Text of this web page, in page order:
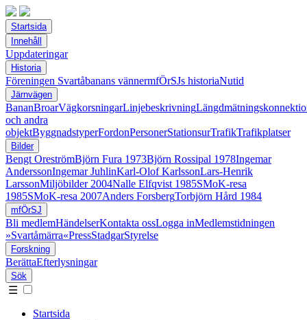
Startsida
Innehåll
Uppdateringar
Historia
Föreningen Svartåbanans vännermfÖrSJs historiaNutid
Järnvägen
BananBroarVägkorsningarLinjebeskrivning
och andra
objektByggnadstyperFordonPersonerStationsurTrafikTrafikplatser
Bilder
Bengt OreströmBjörn Fura 1973Björn Rossipal 1978Ingemar
AnderssonIngemar JuhlinKarl-Olof KarlssonLars-Henrik
LarssonMiljöbilder 2004Nalle Elfqvist 1985SMoK-resa
1985SMoK-resa 2007Anders ForsbergTorbjörn Hård 1984
mfÖrSJ
Bli medlemHändelserKontakta ossLogga inMedlemstidningen
»Svartåmärra«PressStadgarStyrelse
Forskning
BerättaEfterlysningar
Sök
☰
Startsida